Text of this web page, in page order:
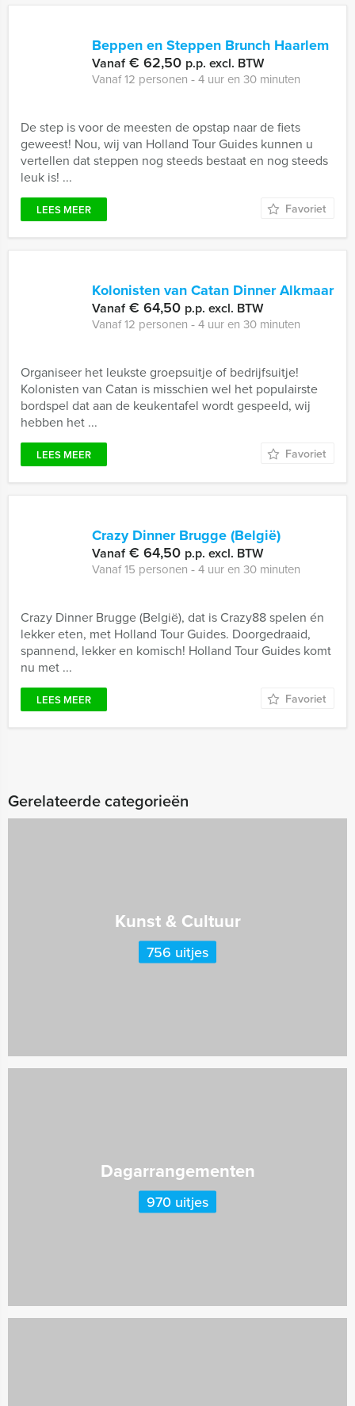
Beppen en Steppen Brunch Haarlem
Vanaf€ 62,50 p.p. excl. BTW
Vanaf 12 personen ‐ 4 uur en 30 minuten
De step is voor de meesten de opstap naar de fiets
geweest! Nou, wij van Holland Tour Guides kunnen u
vertellen dat steppen nog steeds bestaat en nog steeds
leuk is! ...
LEES MEER Favoriet
Kolonisten van Catan Dinner Alkmaar
Vanaf€ 64,50 p.p. excl. BTW
Vanaf 12 personen ‐ 4 uur en 30 minuten
Organiseer het leukste groepsuitje of bedrijfsuitje!
Kolonisten van Catan is misschien wel het populairste
bordspel dat aan de keukentafel wordt gespeeld, wij
hebben het ...
LEES MEER Favoriet
Crazy Dinner Brugge (België)
Vanaf€ 64,50 p.p. excl. BTW
Vanaf 15 personen ‐ 4 uur en 30 minuten
Crazy Dinner Brugge (België), dat is Crazy88 spelen én
lekker eten, met Holland Tour Guides. Doorgedraaid,
spannend, lekker en komisch! Holland Tour Guides komt
nu met ...
LEES MEER Favoriet
Gerelateerde categorieën
Kunst & Cultuur
756 uitjes
Dagarrangementen
970 uitjes